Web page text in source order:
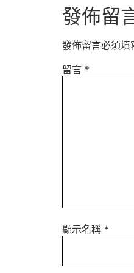
發佈留
發佈留言必須填
留言 *
顯示名稱 *